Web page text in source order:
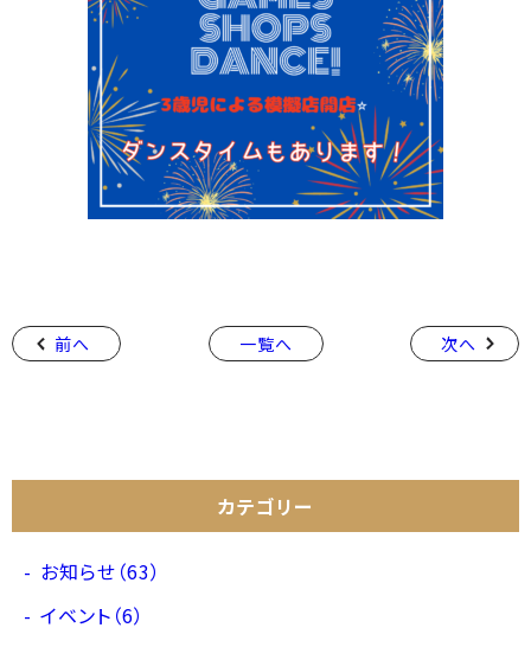
前へ 一覧へ 次へ
カテゴリー
お知らせ（63）
イベント（6）